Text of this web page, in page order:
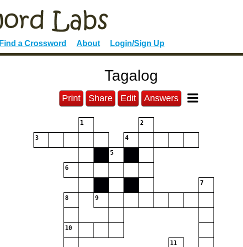
Find a Crossword About Login/Sign Up
Tagalog
Print Share Edit Answers
1 2
3 4
5
6
7
8 9
10
11